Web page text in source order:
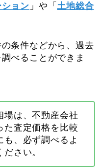
ョン 」や「 土地総合
条件などから、過去
べることができま
場は、不動産会社
た査定価格を比較
も、必ず調べるよ
ださい。